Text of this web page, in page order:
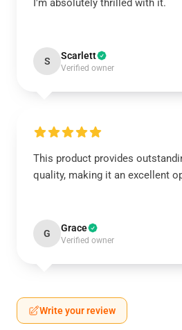
I'm absolutely thrilled with it.
S Scarlett
Verified owner
This product provides
quality, making it an excellent
G Grace
Verified owner
Write your review